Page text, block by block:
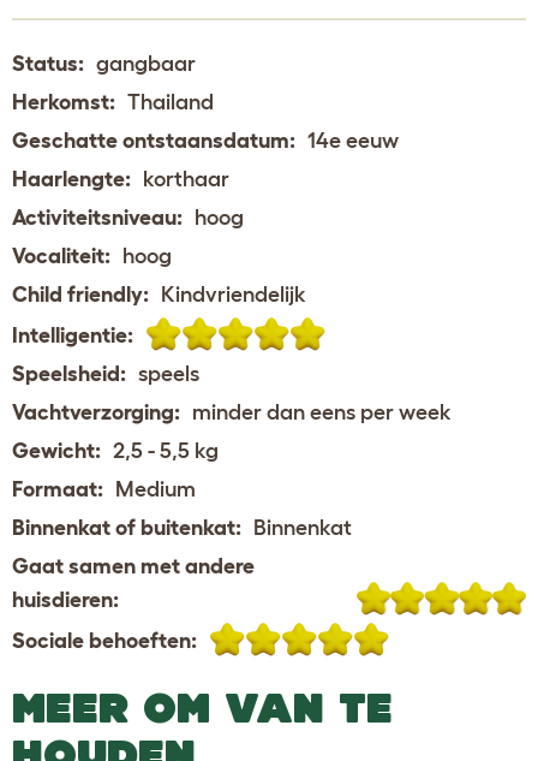
Status: gangbaar
Herkomst: Thailand
Geschatte ontstaansdatum: 14e eeuw
Haarlengte: korthaar
Activiteitsniveau: hoog
Vocaliteit: hoog
Child friendly: Kindvriendelijk
Intelligentie:
Speelsheid: speels
Vachtverzorging: minder dan eens per week
Gewicht: 2,5 - 5,5 kg
Formaat: Medium
Binnenkat of buitenkat: Binnenkat
Gaat samen met andere
huisdieren:
Sociale behoeften:
MEER OM VAN TE